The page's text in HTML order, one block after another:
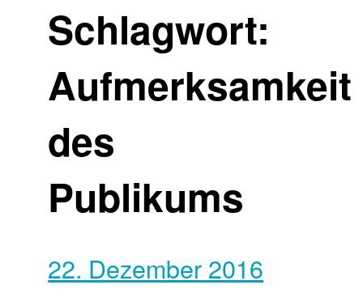
Schlagwort:
Aufmerksamkeit
des
Publikums
22. Dezember 2016